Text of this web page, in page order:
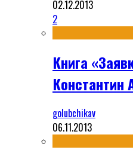
02.12.2013
2
Книга
Константин
golubchikav
06.11.2013